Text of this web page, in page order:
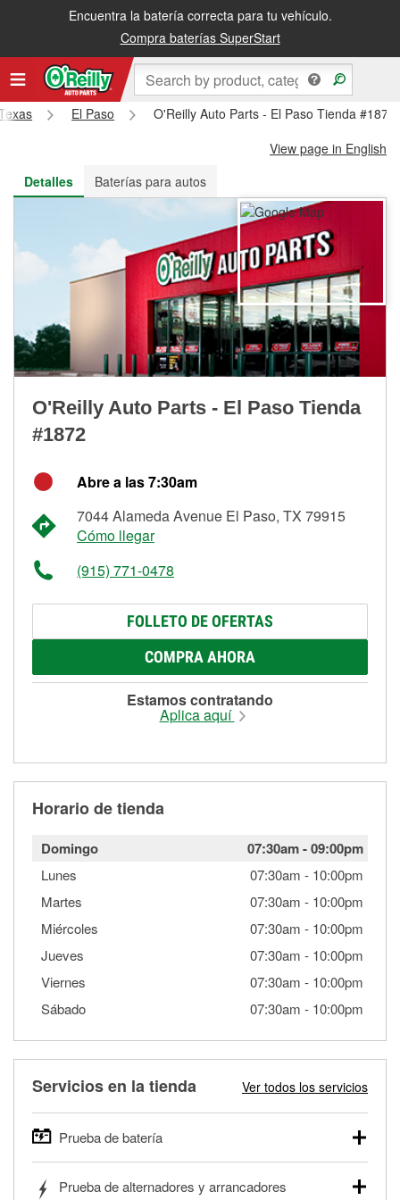
Encuentra la batería correcta para tu vehículo.
Compra baterías SuperStart
Recibe tu orden gratis al día siguiente o recógela en la tienda
El Paso
O'Reilly Auto Parts - El Paso Tienda #1872
View page in English
Detalles
Baterías para autos
O'Reilly Auto Parts - El Paso Tienda
#1872
Abre a las 7:30am
7044 Alameda Avenue El Paso, TX 79915
Cómo llegar
(915) 771-0478
FOLLETO DE OFERTAS
COMPRA AHORA
Estamos contratando
Aplica aquí
Horario de tienda
Domingo 07:30am-09:00pm
Lunes 07:30am - 10:00pm
Martes
07:30am - 10:00pm
Miércoles
07:30am - 10:00pm
Jueves
07:30am - 10:00pm
Viernes
07:30am - 10:00pm
Sábado
07:30am - 10:00pm
Servicios en la tienda Ver todos los servicios
Prueba de batería
autos, camionetas, SUVs, vehículos comerciales y
Prueba de alternadores y arrancadores